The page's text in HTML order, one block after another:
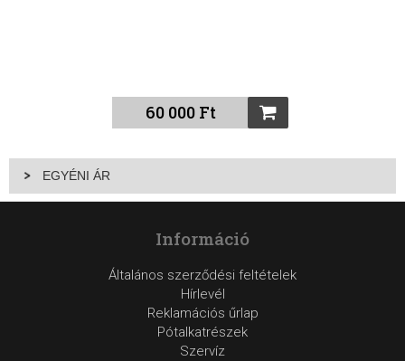
60 000 Ft
EGYÉNI ÁR
Információ
Általános szerződési feltételek
Hírlevél
Reklamációs űrlap
Pótalkatrészek
Szervíz